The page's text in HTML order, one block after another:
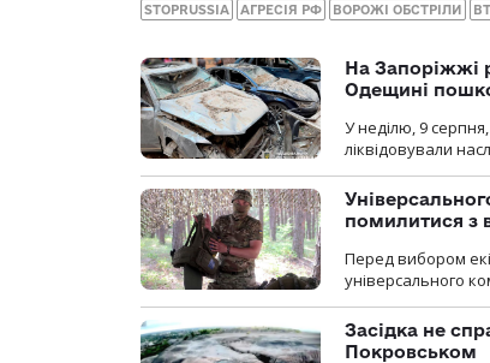
STOPRUSSIA АГРЕСІЯ РФ ВОРОЖІ ОБСТРІЛИ
На Запоріжжі
Одещині
У неділю, 9
ліквідовували
помилитися з
Перед вибором
універсального
Засідка не
Покровськом